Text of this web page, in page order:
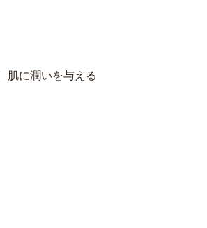
、肌に潤いを与える